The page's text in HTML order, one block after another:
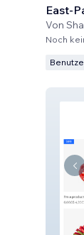
East-
Von
Noch